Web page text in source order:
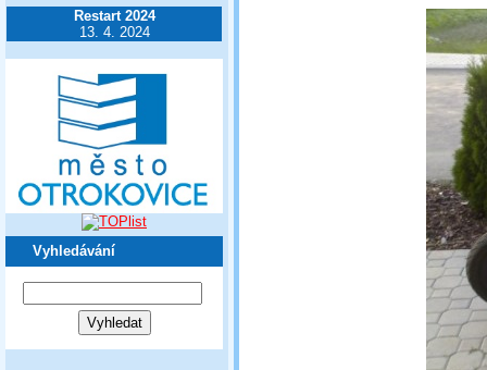
Restart 2024
13. 4. 2024
Vyhledávání